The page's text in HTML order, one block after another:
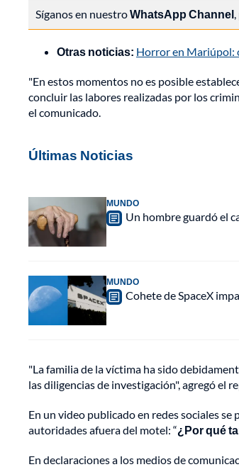
Síganos en nuestroWhatsApp Channel
Otras noticias: Horror en Mariúpol:
"En estos momentos no es posible
concluir las labores realizadas por los
el comunicado.
Últimas Noticias
MUNDO
Un hombre guardó el
MUNDO
Cohete de SpaceX
"La familia de la víctima ha sido
las diligencias de investigación", agregó el
En un video publicado en redes sociales
autoridades afuera del motel: “¿Por qué
En declaraciones a los medios de